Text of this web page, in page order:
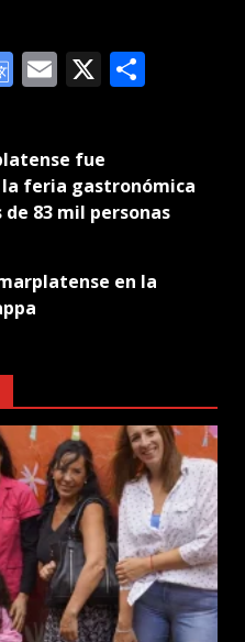
Google
Email
X
fue
la feria gastronómica
83 mil personas
en la